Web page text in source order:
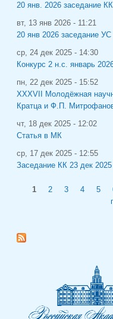
20 янв. 2026 заседание КК
вт, 13 янв 2026 - 11:21
20 янв 2026 заседание УС
ср, 24 дек 2025 - 14:30
Конкурс 2 н.с. январь
пн, 22 дек 2025 - 15:52
XXXVII Молодёжная
Кратца и Ф.П.
чт, 18 дек 2025 - 12:02
Статья в МК
ср, 17 дек 2025 - 12:55
Заседание КК 23 дек 2025
Страницы
1 2 3 4 5